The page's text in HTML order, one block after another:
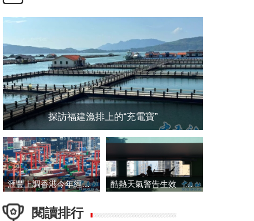
探訪福建漁排上的“充電寶”
滙豐上調香港今年經濟增長預測至4.5% 酷熱天氣警告生效 本港高溫持續至下周
閱讀排行